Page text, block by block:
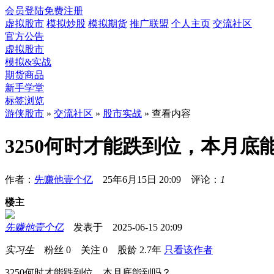
会员登陆免费注册
虚拟股市 模拟炒股 模拟期货 推广联盟 个人主页 交流社区
官方公告
虚拟股市
模拟&实战
期货商品
新手学堂
标签浏览
游侠股市 » 交流社区 » 股市实战 » 查看内容
3250何时才能跌到位，本月底
作者： 先赚他壹个亿 25年6月15日 20:09 评论： 1
楼主
先赚他壹个亿发表于 2025-06-15 20:09
实习生粉丝 0 关注 0 股龄 2.7年 只看该作者